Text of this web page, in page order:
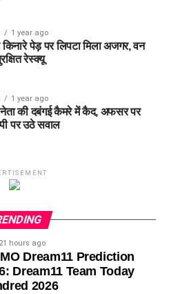
1 year ago
किनारे पेड़ पर लिपटा मिला अजगर, वन
रेस्क्यू
1 year ago
नेता की दबंगई कैमरे में कैद, अफसर पर
पर उठे सवाल
21 hours ago
Dream11 Prediction
Dream11 Team Today
2026